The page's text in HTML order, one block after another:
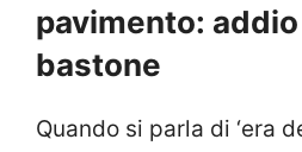
pavimento:
bastone
Quando si parla di ‘era